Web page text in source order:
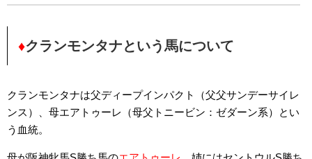
♦クランモンタナという馬について
クランモンタナは父ディープインパクト（父父サンデーサイレ
ンス）、母エアトゥーレ（母父トニービン：ゼダーン系）とい
う血統。